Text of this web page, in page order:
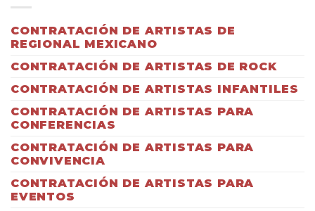
CONTRATACIÓN DE ARTISTAS DE
REGIONAL MEXICANO
CONTRATACIÓN DE ARTISTAS DE ROCK
CONTRATACIÓN DE ARTISTAS INFANTILES
CONTRATACIÓN DE ARTISTAS PARA
CONFERENCIAS
CONTRATACIÓN DE ARTISTAS PARA
CONVIVENCIA
CONTRATACIÓN DE ARTISTAS PARA
EVENTOS